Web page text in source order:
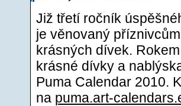
Již třetí ročník
je věnovaný
krásných dívek.
krásné dívky a
Puma Calendar 2010.
na puma.art-